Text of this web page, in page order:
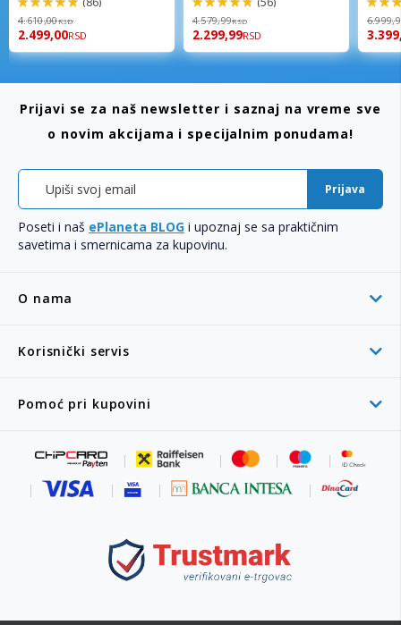
98%
4.610,00RSD
2.499,00RSD
96%
4.579,99RSD
2.299,99RSD
92%
O nama
Korisnički servis
Pomoć pri kupovini
Prijavi se za naš newsletter i saznaj na vreme sve
o novim akcijama i specijalnim ponudama!
Prijava
Poseti i naš ePlaneta BLOG i upoznaj se sa praktičnim
savetima i smernicama za kupovinu.